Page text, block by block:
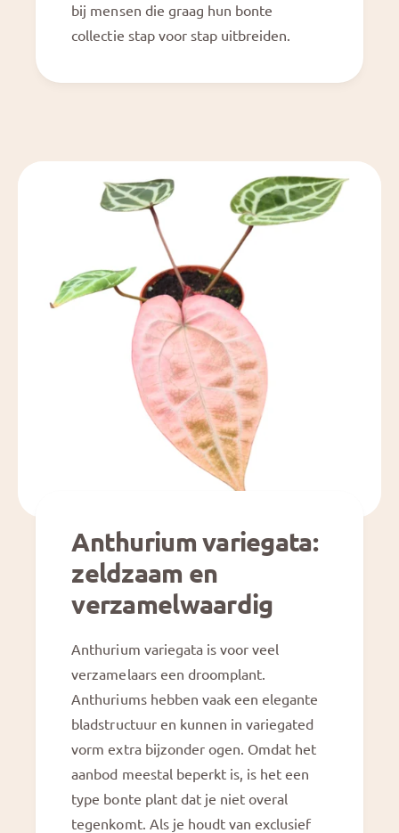
bij mensen die graag hun bonte
collectie stap voor stap uitbreiden.
Anthurium variegata:
zeldzaam en
verzamelwaardig
Anthurium variegata is voor veel
verzamelaars een droomplant.
Anthuriums hebben vaak een elegante
bladstructuur en kunnen in variegated
vorm extra bijzonder ogen. Omdat het
aanbod meestal beperkt is, is het een
type bonte plant dat je niet overal
tegenkomt. Als je houdt van exclusief